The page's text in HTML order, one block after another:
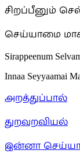
சிறப்பீனும்
செய்யாமை
Sirappeenum
Innaa Seyyaamai
அறத்துப்பால்
துறவறவியல்
இன்னா